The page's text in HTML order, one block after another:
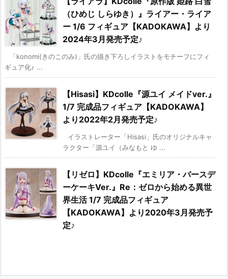
（ひめじ しらゆき）』ライアー・ライア
ー 1/6 フィギュア【KADOKAWA】より
2024年3月発売予定♪
「konomi(きのこのみ)」氏の描き下ろしイラストをモチーフにフィ
ギュア化♪ ...
【Hisasi】KDcolle『源ユイ メイドver.』
1/7 完成品フィギュア【KADOKAWA】
より2022年2月発売予定♪
イラストレーター「Hisasi」氏のオリジナルキャ
ラクター「源ユイ（みなもと ゆ ...
【リゼロ】KDcolle『エミリア・バースデ
ーケーキVer.』Re：ゼロから始める異世
界生活 1/7 完成品フィギュア
【KADOKAWA】より2020年3月発売予
定♪